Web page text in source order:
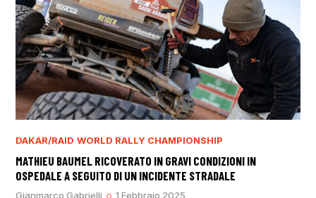
DAKAR/RAID WORLD RALLY CHAMPIONSHIP
MATHIEU BAUMEL RICOVERATO IN GRAVI CONDIZIONI IN
OSPEDALE A SEGUITO DI UN INCIDENTE STRADALE
Gianmarco Gabrielli 1 Febbraio 2025